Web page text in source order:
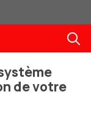
de votre